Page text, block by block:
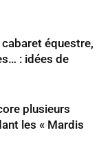
cabaret équestre,
: idées de
plusieurs
les « Mardis